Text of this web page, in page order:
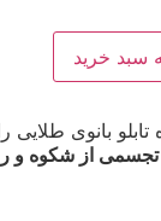
سبد خرید
بانوی طلایی
تجسمی از شکوه و